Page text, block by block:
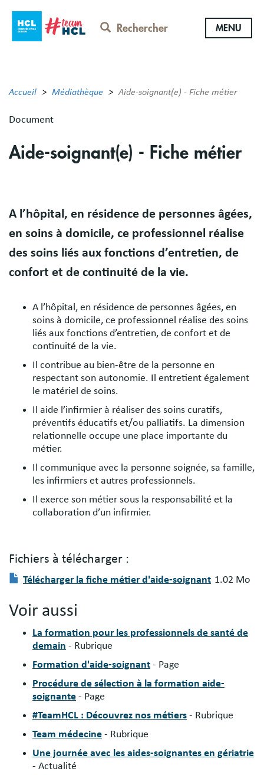
contenu
Rechercher MENU
Accueil Médiathèque Aide-soignant(e) - Fiche métier
Document
Aide-soignant(e) - Fiche métier
Body
A l’hôpital, en résidence de personnes âgées,
en soins à domicile, ce professionnel réalise
des soins liés aux fonctions d’entretien, de
confort et de continuité de la vie.
A l’hôpital, en résidence de personnes âgées, en
soins à domicile, ce professionnel réalise des soins
liés aux fonctions d’entretien, de confort et de
continuité de la vie.
Il contribue au bien-être de la personne en
respectant son autonomie. Il entretient également
le matériel de soins.
Il aide l’infirmier à réaliser des soins curatifs,
préventifs éducatifs et/ou palliatifs. La dimension
relationnelle occupe une place importante du
métier.
Il communique avec la personne soignée, sa famille,
les infirmiers et autres professionnels.
Il exerce son métier sous la responsabilité et la
collaboration d’un infirmier.
Fichiers à télécharger :
Fichier(s)
télécharger
Document
Télécharger la fiche métier d'aide-soignant 1.02 Mo
Voir aussi
La formation pour les professionnels de santé de
demain - Rubrique
Formation d'aide-soignant - Page
Procédure de sélection à la formation aide-
soignante - Page
#TeamHCL : Découvrez nos métiers - Rubrique
Team médecine - Rubrique
Une journée avec les aides-soignantes en gériatrie
- Actualité